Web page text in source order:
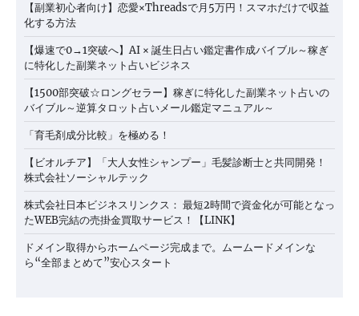
【副業初心者向け】恋愛×Threadsで月5万円！スマホだけで収益
化する方法
【爆速で0→1突破へ】AI × 誕生日占い鑑定書作成バイブル～稼ぎ
に特化した副業ネット占いビジネス
【1500部突破☆ロングセラー】稼ぎに特化した副業ネット占いの
バイブル～逆算タロット占いメール鑑定マニュアル～
「育毛剤成分比較」を極める！
【ビオルチア】「大人女性シャンプー」毛髪診断士と共同開発！
株式会社ソーシャルテック
株式会社日本ビジネスリンクス： 最短2時間で資金化が可能となっ
たWEB完結の売掛金買取サービス！【LINK】
ドメイン取得からホームページ完成まで。ムームードメインな
ら“全部まとめて”安心スタート